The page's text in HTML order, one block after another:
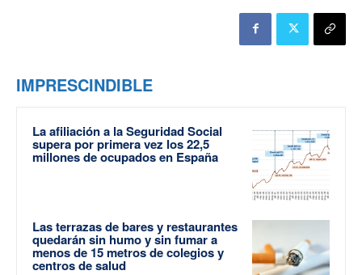
IMPRESCINDIBLE
La afiliación a la Seguridad Social
supera por primera vez los 22,5
millones de ocupados en España
Las terrazas de bares y restaurantes
quedarán sin humo y sin fumar a
menos de 15 metros de colegios y
centros de salud